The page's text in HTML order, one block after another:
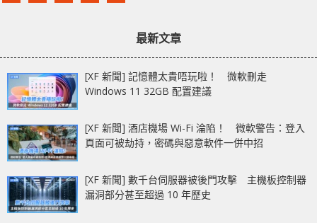
最新文章
[XF 新聞] 記憶體太貴唔玩啦！ 微軟刪走
Windows 11 32GB 配置建議
[XF 新聞] 酒店機場 Wi-Fi 淪陷！ 微軟警告：登入
頁面可被劫持，密碼與惡意軟件一併中招
[XF 新聞] 數千台伺服器被後門攻擊 主機板控制器
漏洞部分甚至超過 10 年歷史